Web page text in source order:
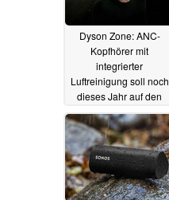
Dyson Zone: ANC-
Kopfhörer mit
integrierter
Luftreinigung soll noch
dieses Jahr auf den
Markt kommen
30.03.2022